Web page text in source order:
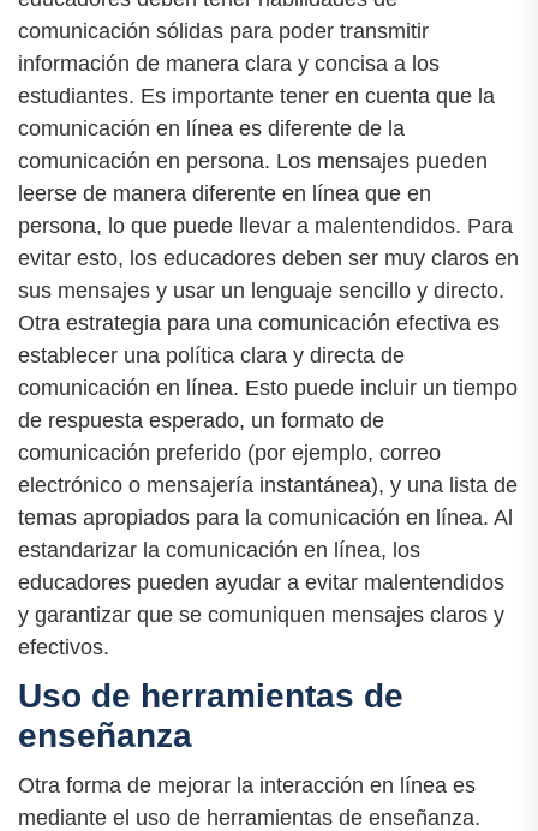
comunicación sólidas para poder transmitir
información de manera clara y concisa a los
estudiantes. Es importante tener en cuenta que la
comunicación en línea es diferente de la
comunicación en persona. Los mensajes pueden
leerse de manera diferente en línea que en
persona, lo que puede llevar a malentendidos. Para
evitar esto, los educadores deben ser muy claros en
sus mensajes y usar un lenguaje sencillo y directo.
Otra estrategia para una comunicación efectiva es
establecer una política clara y directa de
comunicación en línea. Esto puede incluir un tiempo
de respuesta esperado, un formato de
comunicación preferido (por ejemplo, correo
electrónico o mensajería instantánea), y una lista de
temas apropiados para la comunicación en línea. Al
estandarizar la comunicación en línea, los
educadores pueden ayudar a evitar malentendidos
y garantizar que se comuniquen mensajes claros y
efectivos.
Uso de herramientas de
enseñanza
Otra forma de mejorar la interacción en línea es
mediante el uso de herramientas de enseñanza.